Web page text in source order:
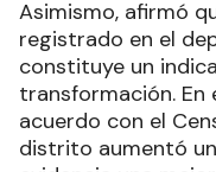
Asimismo, afirmó
registrado en el
constituye un
transformación. En
acuerdo con el
distrito aumentó